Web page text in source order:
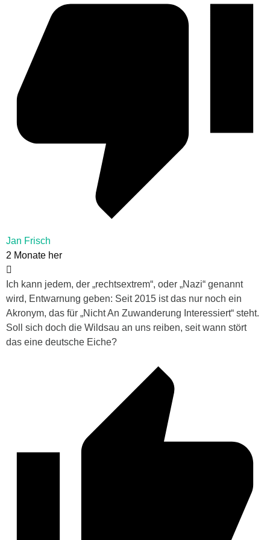
Jan Frisch
2 Monate her
Ich kann jedem, der „rechtsextrem“, oder „Nazi“ genannt
wird, Entwarnung geben: Seit 2015 ist das nur noch ein
Akronym, das für „Nicht An Zuwanderung Interessiert“ steht.
Soll sich doch die Wildsau an uns reiben, seit wann stört
das eine deutsche Eiche?